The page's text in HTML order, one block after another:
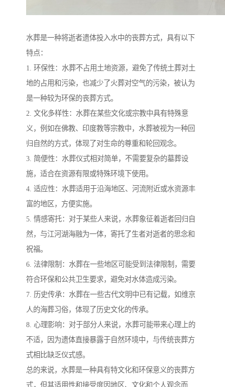
水葬是一种将逝者遗体投入水中的丧葬方式，具有以下
特点：
1. 环保性：水葬不占用土地资源，避免了传统土葬对土
地的占用和污染，也减少了火葬对空气的污染，被认为
是一种较为环保的丧葬方式。
2. 文化多样性：水葬在某些文化或宗教中具有特殊意
义，例如在佛教、印度教等宗教中，水葬被视为一种回
归自然的方式，体现了对生命的尊重和轮回观念。
3. 简便性：水葬仪式相对简单，不需要复杂的墓葬设
施，适合在资源有限或特殊环境下使用。
4. 适应性：水葬适用于沿海地区、河流附近或水资源丰
富的地区，方便实施。
5. 情感寄托：对于某些人来说，水葬象征着逝者回归自
然，与江河湖海融为一体，寄托了生者对逝者的思念和
祝福。
6. 法律限制：水葬在一些地区可能受到法律限制，需要
符合环保和公共卫生要求，避免对水体造成污染。
7. 历史传承：水葬在一些古代文明中已有记载，如维京
人的海葬习俗，体现了历史文化的传承。
8. 心理影响：对于部分人来说，水葬可能带来心理上的
不适，因为遗体直接暴露于自然环境中，与传统丧葬方
式相比缺乏仪式感。
总的来说，水葬是一种具有特文化和环保意义的丧葬方
式，但其适用性和接受度因地区、文化和个人观念而